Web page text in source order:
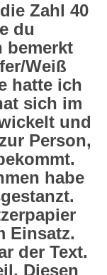
Zahl 40
du
bemerkt
Weiß
hatte ich
sich im
und
Person,
habe
Einsatz.
der Text.
Diesen